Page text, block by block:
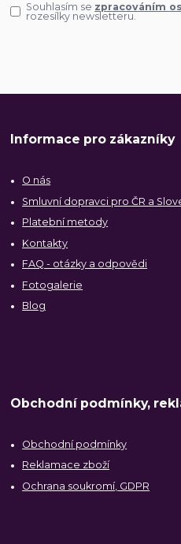
Souhlasím se zpracováním
rozesílky newsletteru.
Informace pro zákazníky
O nás
Smluvní dopravci pro ČR a
Platební metody
Kontakty
FAQ - otázky a odpovědi
Fotogalerie
Blog
Obchodní podmínky,
Obchodní podmínky
Reklamace zboží
Ochrana soukromí, GDPR